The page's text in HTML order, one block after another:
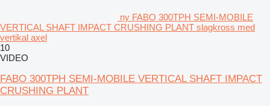
ny FABO 300TPH SEMI-MOBILE
VERTICAL SHAFT IMPACT CRUSHING PLANT slagkross med
vertikal axel
10
VIDEO
FABO 300TPH SEMI-MOBILE VERTICAL SHAFT IMPACT
CRUSHING PLANT